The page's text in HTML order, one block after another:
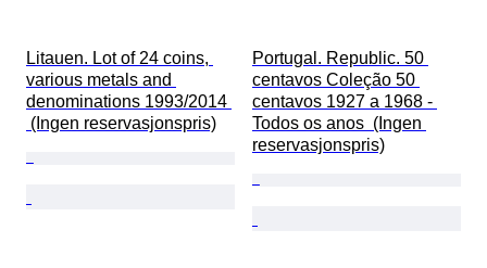
Litauen. Lot of 24 coins,
various metals and
denominations 1993/2014
(Ingen reservasjonspris)
Portugal. Republic. 50
centavos Coleção 50
centavos 1927 a 1968 -
Todos os anos  (Ingen
reservasjonspris)